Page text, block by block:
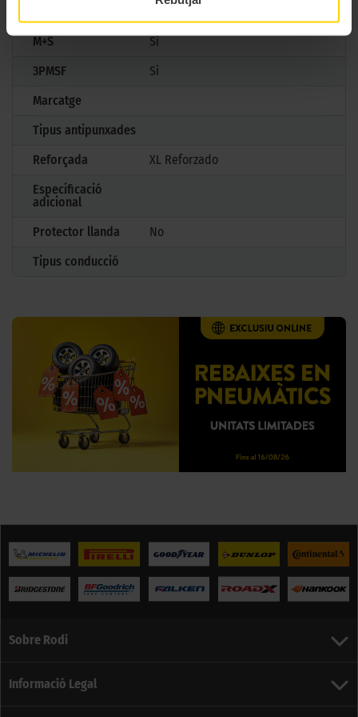
M+S
Si
3PMSF
Si
Marcatge
Tipus antipunxades
Reforçada
XL Reforzado
Especificació
adicional
Protector llanda
No
Tipus conducció
Sobre Rodi
Informació Legal